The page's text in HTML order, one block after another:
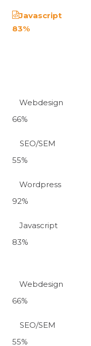
Javascript
83%
Webdesign
66%
SEO/SEM
55%
Wordpress
92%
Javascript
83%
Webdesign
66%
SEO/SEM
55%